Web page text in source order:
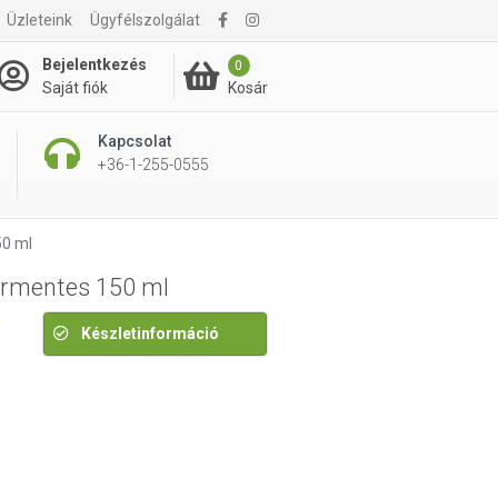
Üzleteink Ügyfélszolgálat
Bejelentkezés
Saját fiók
0
Kosár
Kapcsolat
+36-1-255-0555
1 615 Ft
ml
150 ml
Készletinformáció